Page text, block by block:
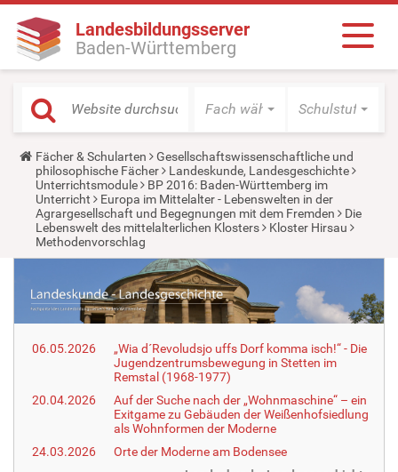
Landesbildungsserver
Baden-Württemberg
Fach wählen Schulstufe
Y
o
u
a
r
e
h
e
:
Fächer & Schularten
Gesellschaftswissenschaftliche und
philosophische Fächer
Landeskunde, Landesgeschichte
Unterrichtsmodule
BP 2016: Baden-Württemberg im
Unterricht
Europa im Mittelalter - Lebenswelten in der
Agrargesellschaft und Begegnungen mit dem Fremden
Die
Lebenswelt des mittelalterlichen Klosters
Kloster Hirsau
Methodenvorschlag
06.05.2026
„Wia d´Revoludsjo uffs Dorf komma isch!“ - Die
Jugendzentrumsbewegung in Stetten im
Remstal (1968-1977)
20.04.2026
Auf der Suche nach der „Wohnmaschine“ – ein
Exitgame zu Gebäuden der Weißenhofsiedlung
als Wohnformen der Moderne
24.03.2026
Orte der Moderne am Bodensee